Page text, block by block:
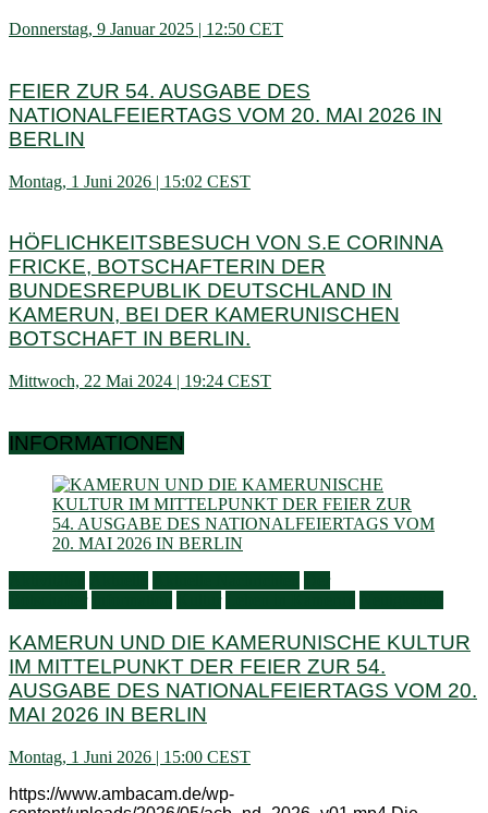
Donnerstag, 9 Januar 2025 | 12:50 CET
FEIER ZUR 54. AUSGABE DES
NATIONALFEIERTAGS VOM 20. MAI 2026 IN
BERLIN
Montag, 1 Juni 2026 | 15:02 CEST
HÖFLICHKEITSBESUCH VON S.E CORINNA
FRICKE, BOTSCHAFTERIN DER
BUNDESREPUBLIK DEUTSCHLAND IN
KAMERUN, BEI DER KAMERUNISCHEN
BOTSCHAFT IN BERLIN.
Mittwoch, 22 Mai 2024 | 19:24 CEST
INFORMATIONEN
KAMERUN UND DIE KAMERUNISCHE KULTUR
IM MITTELPUNKT DER FEIER ZUR 54.
AUSGABE DES NATIONALFEIERTAGS VOM 20.
MAI 2026 IN BERLIN
Montag, 1 Juni 2026 | 15:00 CEST
https://www.ambacam.de/wp-